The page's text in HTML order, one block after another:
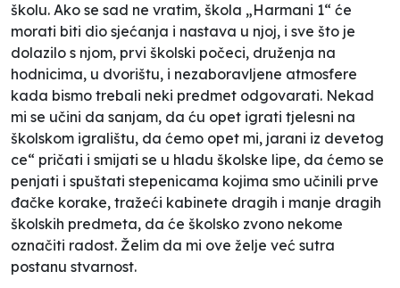
školu. Ako se sad ne vratim, škola „Harmani 1“ će
morati biti dio sjećanja i nastava u njoj, i sve što je
dolazilo s njom, prvi školski počeci, druženja na
hodnicima, u dvorištu, i nezaboravljene atmosfere
kada bismo trebali neki predmet odgovarati. Nekad
mi se učini da sanjam, da ću opet igrati tjelesni na
školskom igralištu, da ćemo opet mi, jarani iz devetog
ce“ pričati i smijati se u hladu školske lipe, da ćemo se
penjati i spuštati stepenicama kojima smo učinili prve
đačke korake, tražeći kabinete dragih i manje dragih
školskih predmeta, da će školsko zvono nekome
označiti radost. Želim da mi ove želje već sutra
postanu stvarnost.